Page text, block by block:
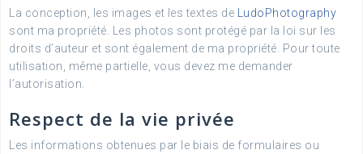
La conception, les images et les textes de LudoPhotography
sont ma propriété. Les photos sont protégé par la loi sur les
droits d’auteur et sont également de ma propriété. Pour toute
utilisation, même partielle, vous devez me demander
l’autorisation.
Respect de la vie privée
Les informations obtenues par le biais de formulaires ou